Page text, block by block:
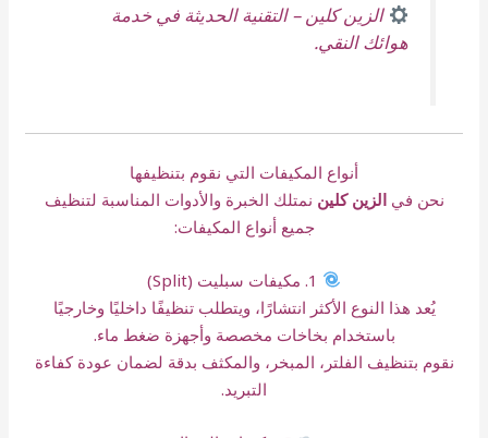
الزين كلين – التقنية الحديثة في خدمة
هوائك النقي.
أنواع المكيفات التي نقوم بتنظيفها
نحن فيالزين كلين نمتلك الخبرة والأدوات المناسبة لتنظيف
جميع أنواع المكيفات:
يُعد هذا النوع الأكثر انتشارًا، ويتطلب تنظيفًا داخليًا وخارجيًا
باستخدام بخاخات مخصصة وأجهزة ضغط ماء.
نقوم بتنظيف الفلتر، المبخر، والمكثف بدقة لضمان عودة كفاءة
التبريد.